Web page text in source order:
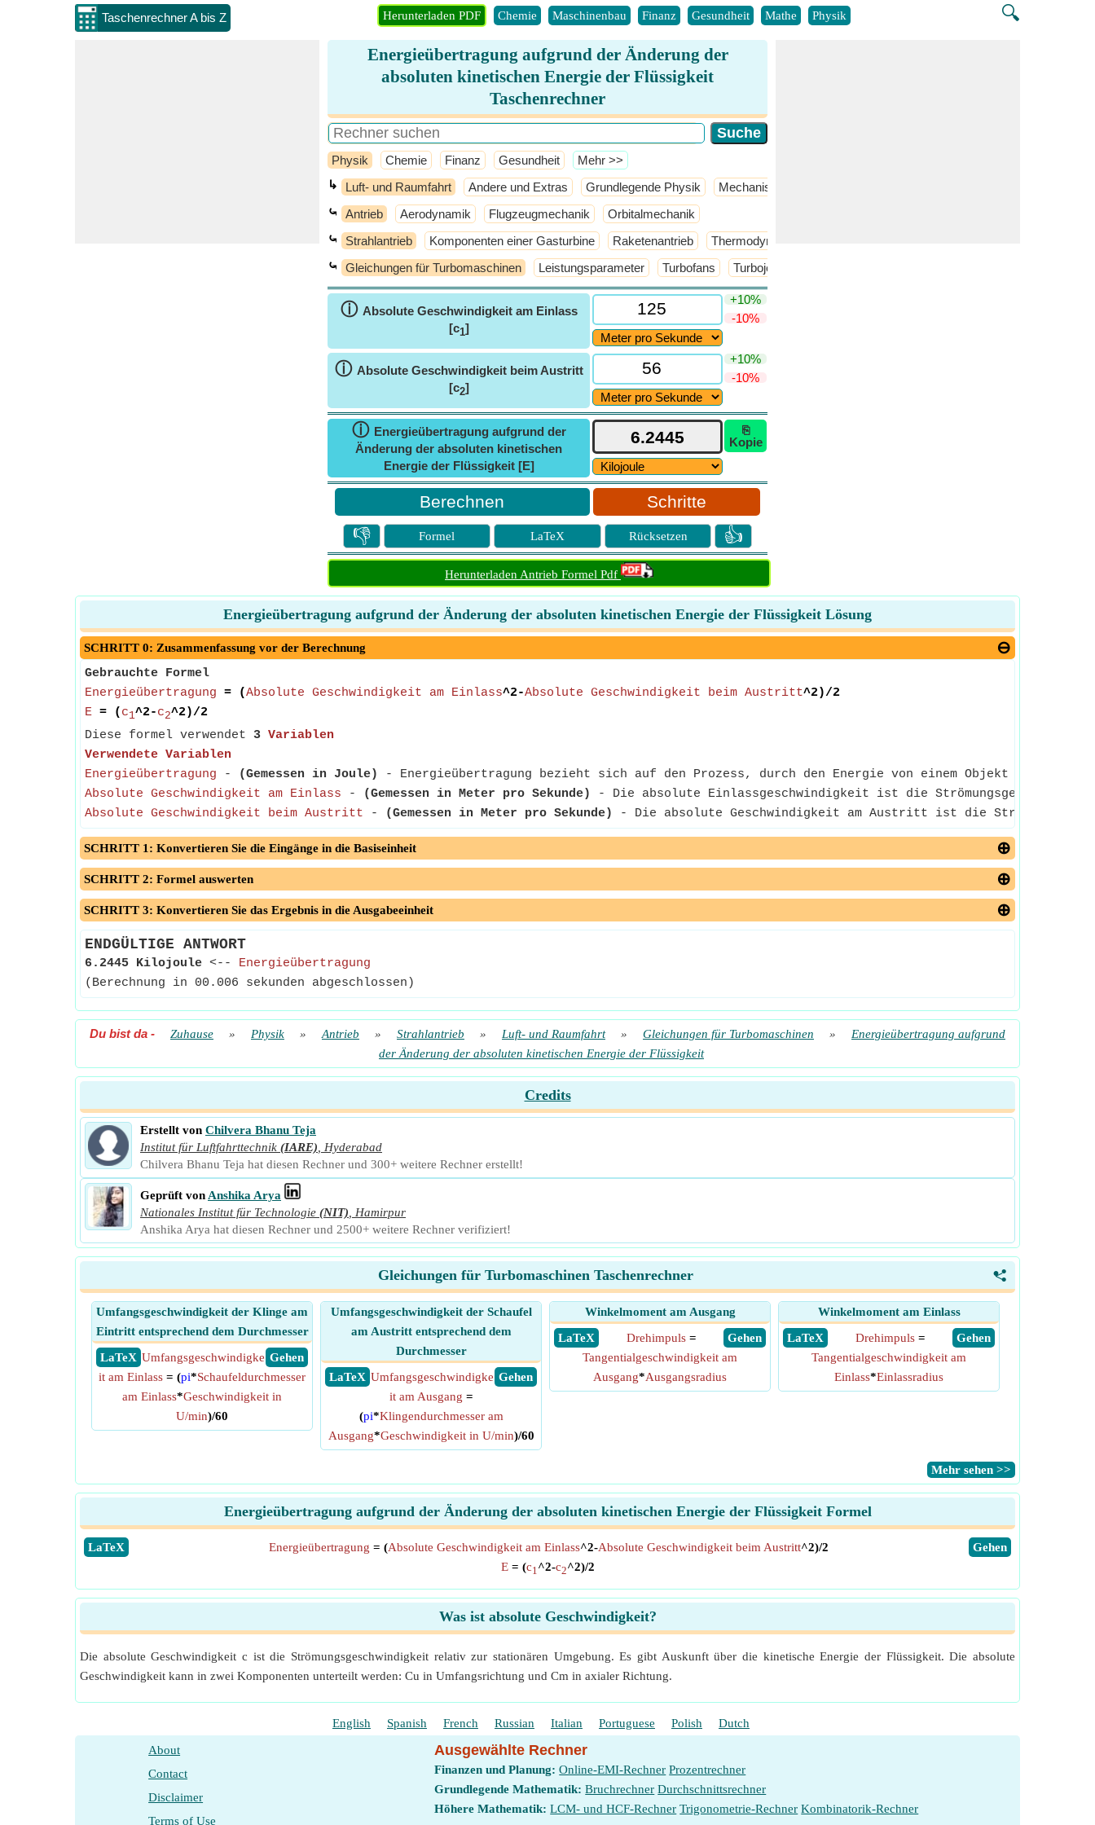
Taschenrechner A bis Z 🔍
Herunterladen PDF Chemie Maschinenbau Finanz Gesundheit Mathe Physik
Energieübertragung aufgrund der Änderung der
absoluten kinetischen Energie der Flüssigkeit
Taschenrechner
Physik Chemie Finanz Gesundheit ​Mehr >>
↳ Luft- und Raumfahrt Andere und Extras Grundlegende Physik Mechanisch
⤿ Antrieb Aerodynamik Flugzeugmechanik Orbitalmechanik
⤿ Strahlantrieb Komponenten einer Gasturbine Raketenantrieb Thermodynamik und maßgebliche Gleichungen
⤿ Gleichungen für Turbomaschinen Leistungsparameter Turbofans Turbojets
ⓘ Absolute Geschwindigkeit am Einlass
[c1]
+10%
-10%
ⓘ Absolute Geschwindigkeit beim Austritt
[c2]
+10%
-10%
ⓘ Energieübertragung aufgrund der
Änderung der absoluten kinetischen
Energie der Flüssigkeit [E]
⎘
Kopie
Schritte
👎 Formel LaTeX Rücksetzen 👍
Herunterladen Antrieb Formel Pdf
Energieübertragung aufgrund der Änderung der absoluten kinetischen Energie der Flüssigkeit Lösung
SCHRITT 0: Zusammenfassung vor der Berechnung
Gebrauchte Formel
Energieübertragung = (Absolute Geschwindigkeit am Einlass^2-Absolute Geschwindigkeit beim Austritt^2)/2
E = ( c1^2-c2^2)/2
Diese formel verwendet 3 Variablen
Verwendete Variablen
Energieübertragung - (Gemessen in Joule)
- Energieübertragung bezieht sich auf den Prozess, durch den Energie von einem Objekt oder
Absolute Geschwindigkeit am Einlass - (Gemessen in Meter pro Sekunde)
- Die absolute Einlassgeschwindigkeit ist die
Absolute Geschwindigkeit beim Austritt - (Gemessen in Meter pro Sekunde) - Die absolute Geschwindigkeit am Austritt ist die
SCHRITT 1: Konvertieren Sie die Eingänge in die Basiseinheit
SCHRITT 2: Formel auswerten
SCHRITT 3: Konvertieren Sie das Ergebnis in die Ausgabeeinheit
ENDGÜLTIGE ANTWORT
6.2445 Kilojoule <-- Energieübertragung
(Berechnung in 00.006 sekunden abgeschlossen)
Du bist da - Zuhause » Physik » Antrieb » Strahlantrieb » Luft- und Raumfahrt » Gleichungen für Turbomaschinen »
Energieübertragung aufgrund
der Änderung der absoluten kinetischen Energie der Flüssigkeit
Credits
Erstellt von Chilvera Bhanu Teja
Institut für Luftfahrttechnik (IARE)
Hyderabad
Chilvera Bhanu Teja hat diesen Rechner und 300+ weitere Rechner erstellt!
Geprüft von Anshika Arya
Nationales Institut für Technologie (NIT)
Hamirpur
Anshika Arya hat diesen Rechner und 2500+ weitere Rechner verifiziert!
<
Gleichungen für Turbomaschinen Taschenrechner
Umfangsgeschwindigkeit der Klinge am
Eintritt entsprechend dem Durchmesser
​ LaTeX
​ Gehen
Umfangsgeschwindigke
it am Einlass = (pi*Schaufeldurchmesser
am Einlass*Geschwindigkeit in
U/min)/60
Umfangsgeschwindigkeit der Schaufel
am Austritt entsprechend dem
Durchmesser
​ LaTeX
​ Gehen
Umfangsgeschwindigke
it am Ausgang =
(pi*Klingendurchmesser am
Ausgang*Geschwindigkeit in U/min)/60
Winkelmoment am Ausgang
​ LaTeX
​ Gehen
Drehimpuls=
Tangentialgeschwindigkeit am
Ausgang*Ausgangsradius
Winkelmoment am Einlass
​ LaTeX
​ Gehen
Drehimpuls=
Tangentialgeschwindigkeit am
Einlass*Einlassradius
​Mehr sehen >>
Energieübertragung aufgrund der Änderung der absoluten kinetischen Energie der Flüssigkeit Formel
​LaTeX ​Gehen
Energieübertragung = (Absolute Geschwindigkeit am Einlass^2-Absolute Geschwindigkeit beim Austritt^2)/2
E= (c1^2-c2^2)/2
Was ist absolute Geschwindigkeit?
Die absolute Geschwindigkeit c ist die Strömungsgeschwindigkeit relativ zur stationären Umgebung. Es gibt Auskunft über die kinetische Energie der Flüssigkeit. Die absolute
Geschwindigkeit kann in zwei Komponenten unterteilt werden: Cu in Umfangsrichtung und Cm in axialer Richtung.
English Spanish French Russian Italian Portuguese Polish Dutch
About
Contact
Disclaimer
Terms of Use
Ausgewählte Rechner
Finanzen und Planung: Online-EMI-Rechner Prozentrechner
Grundlegende Mathematik: Bruchrechner Durchschnittsrechner
Höhere Mathematik: LCM- und HCF-Rechner Trigonometrie-Rechner Kombinatorik-Rechner